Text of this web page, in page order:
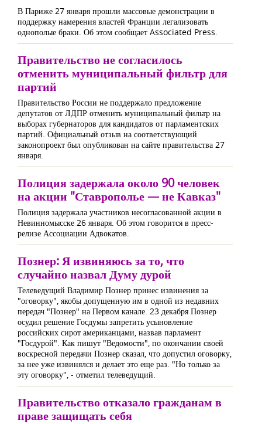
В Париже 27 января прошли массовые демонстрации в
поддержку намерения властей Франции легализовать
однополые браки. Об этом сообщает Associated Press.
Правительство не согласилось
отменить муниципальный фильтр для
партий
Правительство России не поддержало предложение
депутатов от ЛДПР отменить муниципальный фильтр на
выборах губернаторов для кандидатов от парламентских
партий. Официальный отзыв на соответствующий
законопроект был опубликован на сайте правительства 27
января.
Полиция задержала около 90 человек
на акции "Ставрополье — не Кавказ"
Полиция задержала участников несогласованной акции в
Невинномысске 26 января. Об этом говорится в пресс-
релизе Ассоциации Адвокатов.
Познер: Я извиняюсь за то, что
случайно назвал Думу дурой
Телеведущий Владимир Познер принес извинения за
"оговорку", якобы допущенную им в одной из недавних
передач "Познер" на Первом канале. 23 декабря Познер
осудил решение Госдумы запретить усыновление
российских сирот американцами, назвав парламент
"Госдурой". Как пишут "Ведомости", по окончании своей
воскресной передачи Познер сказал, что допустил оговорку,
за нее уже извинялся и делает это еще раз. "Но только за
эту оговорку", - отметил телеведущий.
Правительство отказало гражданам в
праве защищать себя